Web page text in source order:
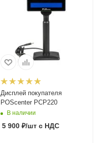
Дисплей покупателя
POScenter PCP220
В наличии
5 900₽/штс НДС